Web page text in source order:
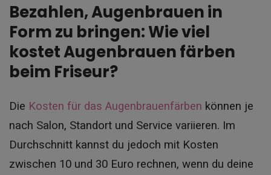
Bezahlen, Augenbrauen in
Form zu bringen: Wie viel
kostet Augenbrauen färben
beim Friseur?
Die Kosten für das Augenbrauenfärben können je
nach Salon, Standort und Service variieren. Im
Durchschnitt kannst du jedoch mit Kosten
zwischen 10 und 30 Euro rechnen, wenn du deine